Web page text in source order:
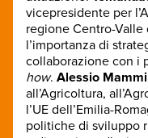
vicepresidente per
regione Centro-
l’importanza di
collaborazione con i
how. Alessio Mammi
all’Agricoltura,
l’UE dell’Emilia-
politiche di sviluppo